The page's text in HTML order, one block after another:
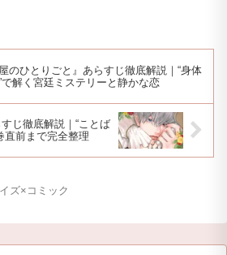
屋のひとりごと』あらすじ徹底解説｜“身体
で解く宮廷ミステリーと静かな恋
じ徹底解説｜“ことば
直前まで完全整理
ズ×コミック